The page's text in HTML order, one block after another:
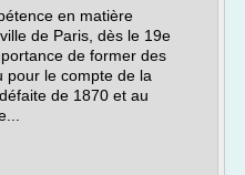
en matière
de Paris, dès le 19e
de former des
pour le compte de la
de 1870 et au